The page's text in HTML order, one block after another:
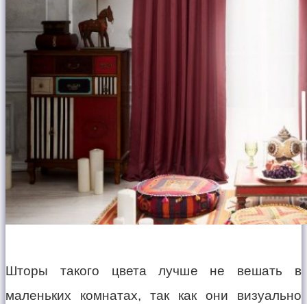
Шторы такого цвета лучше не вешать в
маленьких комнатах, так как они визуально